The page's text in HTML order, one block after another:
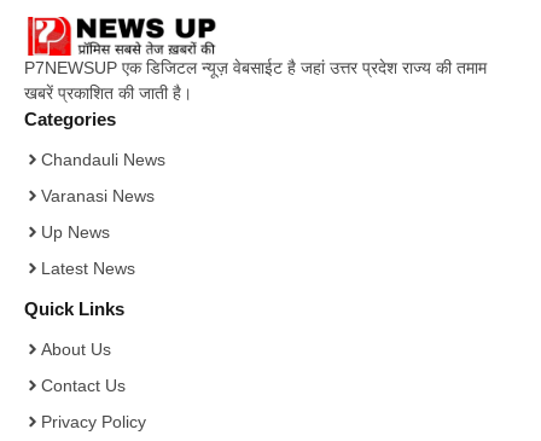
P7NEWSUP एक डिजिटल न्यूज़ वेबसाईट है जहां उत्तर प्रदेश राज्य की तमाम
खबरें प्रकाशित की जाती है।
Categories
Chandauli News
Varanasi News
Up News
Latest News
Quick Links
About Us
Contact Us
Privacy Policy